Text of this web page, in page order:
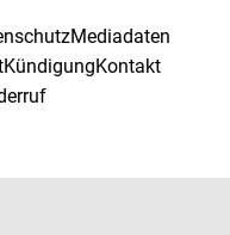
Mediadaten
KündigungKontakt